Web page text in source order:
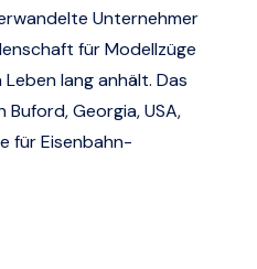
Unternehmer
für Modellzüge
lang anhält. Das
Georgia, USA,
für Eisenbahn-